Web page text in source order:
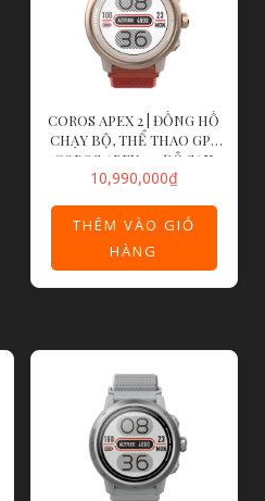
COROS APEX 2 | ĐỒNG HỒ
CHẠY BỘ, THỂ THAO GPS
COROS APEX 2 – ĐỎ SAN
HÔ
10,990,000₫
THÊM VÀO GIỎ
HÀNG